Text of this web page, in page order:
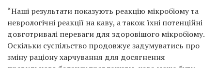
“Наші результати показують реакцію мікробіому та
неврологічні реакції на каву, а також їхні потенційні
довготривалі переваги для здоровішого мікробіому.
Оскільки суспільство продовжує задумуватись про
зміну раціону харчування для досягнення